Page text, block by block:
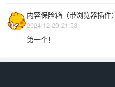
内容保险箱（带浏览器插件）
2024-12-29 21:53
第一个！